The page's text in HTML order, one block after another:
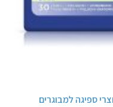
ספיגה למבוגרים